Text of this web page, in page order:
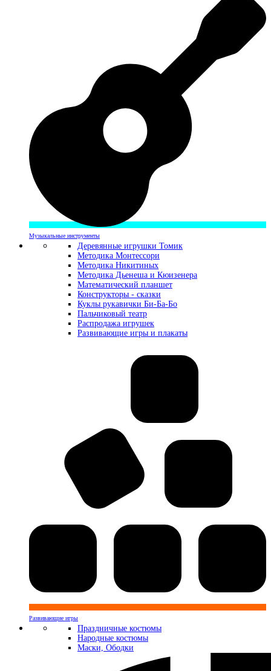
Музыкальные инструменты
Деревянные игрушки Томик
Методика Монтессори
Методика Никитиных
Методика Дьенеша и Кюизенера
Математический планшет
Конструкторы - сказки
Куклы рукавички Би-Ба-Бо
Пальчиковый театр
Распродажа игрушек
Развивающие игры и плакаты
Развивающие игры
Праздничные костюмы
Народные костюмы
Маски, Ободки